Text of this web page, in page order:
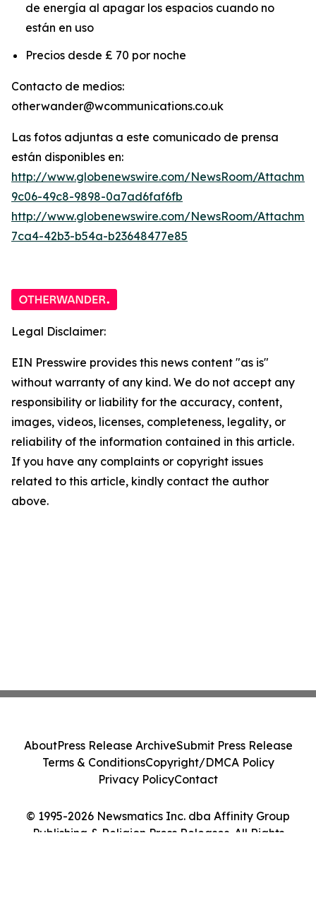
de energía al apagar los espacios cuando no
están en uso
Precios desde £ 70 por noche
Contacto de medios:
otherwander@wcommunications.co.uk
Las fotos adjuntas a este comunicado de prensa
están disponibles en:
http://www.globenewswire.com/NewsRoom/
9c06-49c8-9898-0a7ad6faf6fb
http://www.globenewswire.com/NewsRoom/
7ca4-42b3-b54a-b23648477e85
Legal Disclaimer:
EIN Presswire provides this news content "as is"
without warranty of any kind. We do not accept any
responsibility or liability for the accuracy, content,
images, videos, licenses, completeness, legality, or
reliability of the information contained in this article.
If you have any complaints or copyright issues
related to this article, kindly contact the author
above.
© 1995-2026 Newsmatics Inc. dba Affinity Group
Publishing & Religion Press Releases. All Rights
AboutPress Release ArchiveSubmit Press Release
Terms & ConditionsCopyright/DMCA Policy
Privacy PolicyContact